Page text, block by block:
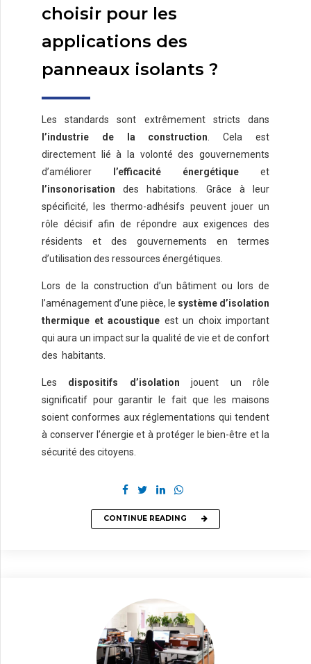
choisir pour les
applications des
panneaux isolants ?
Les standards sont extrêmement stricts dans
l’industrie de la construction . Cela est
directement lié à la volonté des gouvernements
d’améliorer
l’efficacité énergétique et
l’insonorisation des habitations. Grâce à leur
spécificité, les thermo-adhésifs peuvent jouer un
rôle décisif afin de répondre aux exigences des
résidents et des gouvernements en termes
d’utilisation des ressources énergétiques.
Lors de la construction d’un bâtiment ou lors de
l’aménagement d’une pièce, le système d’isolation
thermique et acoustique est un choix important
qui aura un impact sur la qualité de vie et de confort
des habitants.
Les dispositifs d’isolation jouent un rôle
significatif pour garantir le fait que les maisons
soient conformes aux réglementations qui tendent
à conserver l’énergie et à protéger le bien-être et la
sécurité des citoyens.
CONTINUE READING